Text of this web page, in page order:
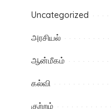
Uncategorized
அரசியல்
ஆன்மீகம்
கல்வி
குற்றம்